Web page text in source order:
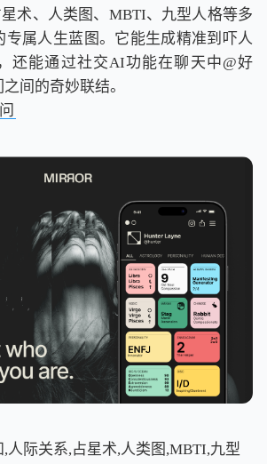
术、人类图、MBTI、九型人格等多
专属人生蓝图。它能生成精准到吓人
还能通过社交AI功能在聊天中@好
间的奇妙联结。
,人际关系,占星术,人类图,MBTI,九型